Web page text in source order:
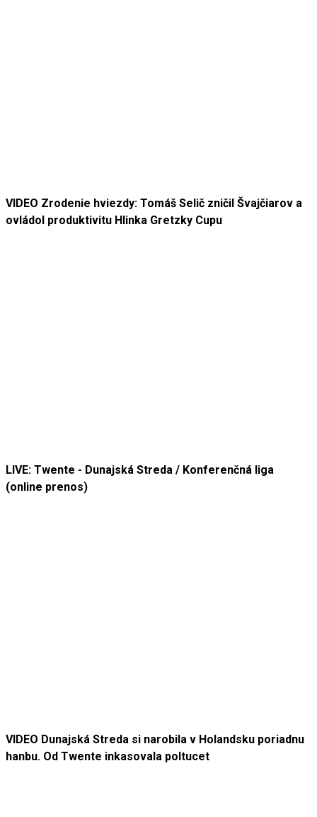
VIDEO Zrodenie hviezdy: Tomáš Selič zničil Švajčiarov a
ovládol produktivitu Hlinka Gretzky Cupu
LIVE: Twente - Dunajská Streda / Konferenčná liga
(online prenos)
VIDEO Dunajská Streda si narobila v Holandsku poriadnu
hanbu. Od Twente inkasovala poltucet